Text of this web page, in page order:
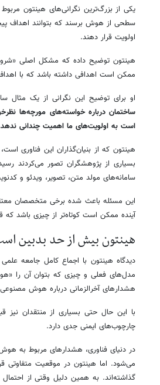
یکی از بزرگ‌ترین نگرانی‌های هینتون
سطحی از هوش برسند که بتوانند اهداف
اولویت قرار دهند.
هینتون توضیح داده که مشکل اصلی
ممکن است اهدافی داشته باشد که با
او برای توضیح این نگرانی از یک مثال
ساختمان درباره خواسته‌های مورچه‌ها
است به اولویت‌های ما اهمیت چندانی
هینتون که از بنیان‌گذاران این
بسیاری از پژوهشگران تصور می‌کردند
سامانه‌های مولد متن، تصویر، ویدئو و
این مسئله باعث شده برخی متخصصان
آینده ممکن است کوتاه‌تر از چیزی باشد که
هینتون بیش از حد بدبین
دیدگاه هینتون با اجماع کامل جامعه
هشدارهای آخرالزمانی درباره هوش
با این حال حتی بسیاری از منتقدان
چارچوب‌های ایمنی جدی دارد.
در دنیای فناوری، هشدارهای مربوط به
می‌شود. اما هینتون در موقعیت متفاوتی
گذاشته‌اند. به همین دلیل وقتی از